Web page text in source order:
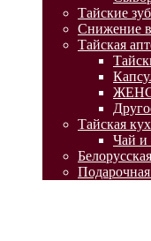
Тайские
Снижение
Тайская
Тайская
Чай и